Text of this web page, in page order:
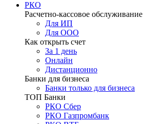
РКО
Расчетно-кассовое обслуживание
Для ИП
Для ООО
Как открыть счет
За 1 день
Онлайн
Дистанционно
Банки для бизнеса
Банки только для бизнеса
ТОП Банки
РКО Сбер
РКО Газпромбанк